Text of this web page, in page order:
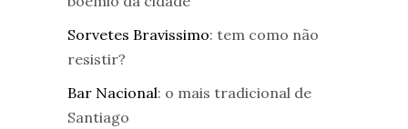
Sorvetes Bravissimo: tem como não
resistir?
Bar Nacional: o mais tradicional de
Santiago